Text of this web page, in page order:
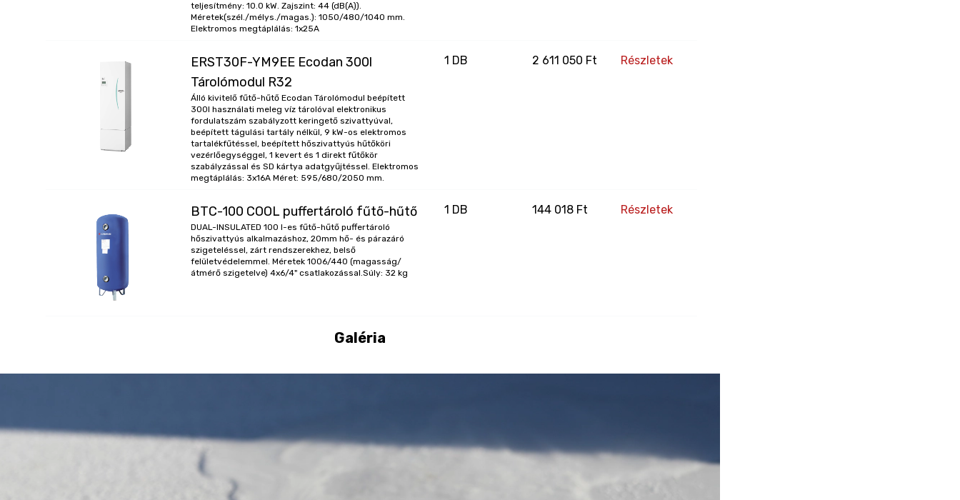
Kültéri egység zajszint (hangnyomás szint)
MelCloud wifi applikáció integrálhatóság
Üzemmódok
teljesítmény: 10.0 kW. Zajszint: 44 (dB(A)).
Méretek(szél./mélys./magas.): 1050/480/1040 mm.
Elektromos megtáplálás: 1x25A
ERST30F-YM9EE Ecodan 300l
Tárolómodul R32
Álló kivitelő fűtő-hűtő Ecodan Tárolómodul beépített
300l használati meleg víz tárolóval elektronikus
fordulatszám szabályzott keringető szivattyúval,
beépített tágulási tartály nélkül, 9 kW-os elektromos
tartalékfűtéssel, beépített hőszivattyús hűtőköri
vezérlőegységgel, 1 kevert és 1 direkt fűtőkör
szabályzással és SD kártya adatgyűjtéssel. Elektromos
megtáplálás: 3x16A Méret: 595/680/2050 mm.
1 DB 2 611 050 Ft Részletek
BTC-100 COOL puffertároló fűtő-hűtő
DUAL-INSULATED 100 l-es fűtő-hűtő puffertároló
hőszivattyús alkalmazáshoz, 20mm hő- és párazáró
szigeteléssel, zárt rendszerekhez, belső
felületvédelemmel. Méretek 1006/440 (magasság/
átmérő szigetelve) 4x6/4" csatlakozással.Súly: 32 kg
1 DB 144 018 Ft Részletek
Galéria